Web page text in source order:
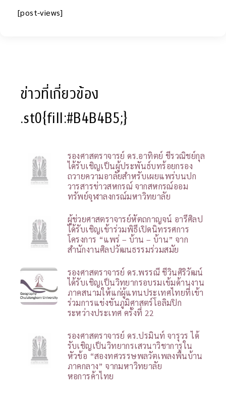
[post-views]
ข่าวที่เกี่ยวข้อง
.st0{fill:#B4B4B5;}
รองศาสตราจารย์ ดร.อาทิตย์ ชีรวณิชย์กุล
ได้รับเชิญเป็นผู้ประพันธ์บทร้อยกรอง
ถวายความอาลัยสำหรับเผยแพร่บนปก
วารสารข่าวสหกรณ์ จากสหกรณ์ออม
ทรัพย์จุฬาลงกรณ์มหาวิทยาลัย
ผู้ช่วยศาสตราจารย์หัตถกาญจน์ อารีศิลป
ได้รับเชิญเข้าร่วมพิธีเปิดนิทรรศการ
โครงการ “แพร่ – บ้าน – บ้าน” จาก
สำนักงานศิลปวัฒนธรรมร่วมสมัย
รองศาสตราจารย์ ดร.พรรณี ชีวินศิริวัฒน์
ได้รับเชิญเป็นวิทยากรอบรมเข้มด้านงาน
ภาคสนามให้แก่ผู้แทนประเทศไทยที่เข้า
ร่วมการแข่งขันภูมิศาสตร์โอลิมปิก
ระหว่างประเทศ ครั้งที่ 22
รองศาสตราจารย์ ดร.ปรมินท์ จารุวร ได้
รับเชิญเป็นวิทยากรเสวนาวิชาการใน
หัวข้อ “สองทศวรรษพลวัตเพลงพื้นบ้าน
ภาคกลาง” จากมหาวิทยาลัย
หอการค้าไทย